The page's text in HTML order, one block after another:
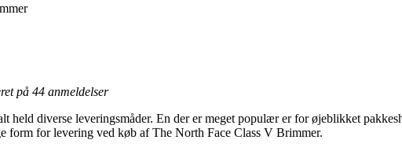
på 44 anmeldelser
held diverse leveringsmåder. En der er meget populær er for øjeblikket
form for levering ved køb af The North Face Class V Brimmer.